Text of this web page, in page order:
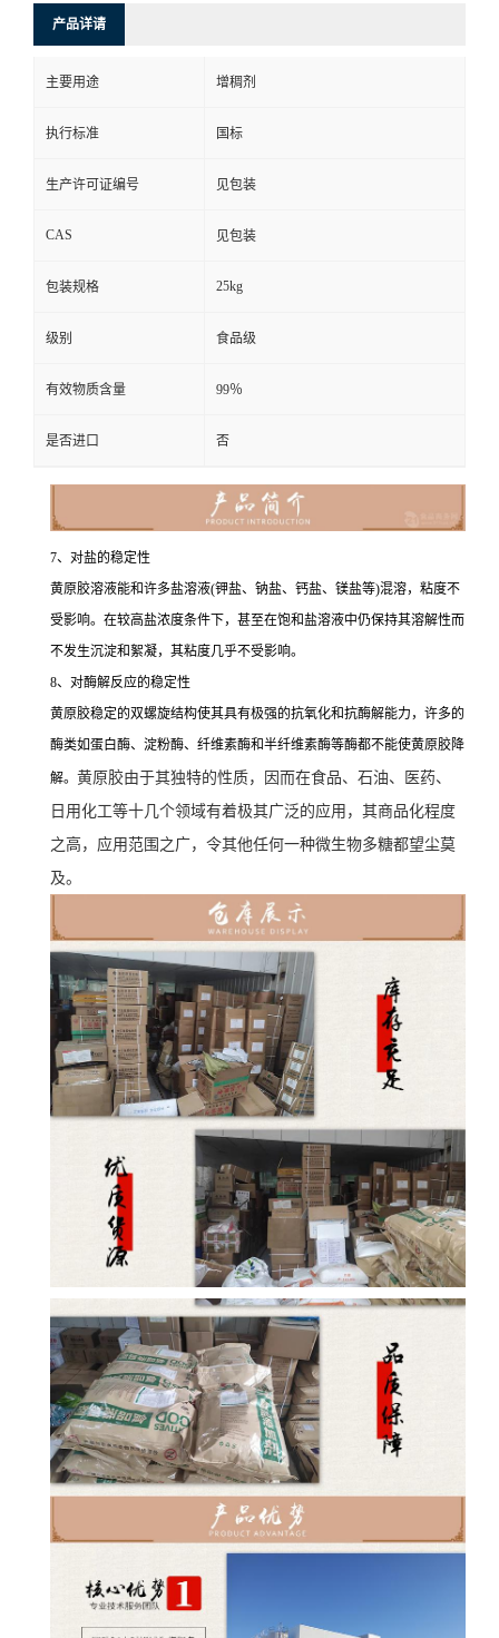
产品详请
主要用途 增稠剂
执行标准 国标
生产许可证编号 见包装
CAS 见包装
包装规格 25kg
级别 食品级
有效物质含量 99％
是否进口 否
7、对盐的稳定性
黄原胶溶液能和许多盐溶液(钾盐、钠盐、钙盐、镁盐等)混溶，粘度不
受影响。在较高盐浓度条件下，甚至在饱和盐溶液中仍保持其溶解性而
不发生沉淀和絮凝，其粘度几乎不受影响。
8、对酶解反应的稳定性
黄原胶稳定的双螺旋结构使其具有极强的抗氧化和抗酶解能力，许多的
酶类如蛋白酶、淀粉酶、纤维素酶和半纤维素酶等酶都不能使黄原胶降
解。 黄原胶由于其独特的性质，因而在食品、石油、医药、
日用化工等十几个领域有着极其广泛的应用，其商品化程度
之高，应用范围之广，令其他任何一种微生物多糖都望尘莫
及。